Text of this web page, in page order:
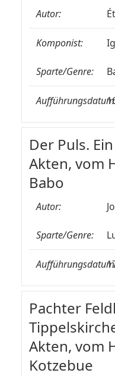
Autor:
Komponist:
Sparte/Genre:
Der Puls.
Akten, vom
Babo
Autor:
Sparte/Genre:
Pachter
Akten, vom
Kotzebue